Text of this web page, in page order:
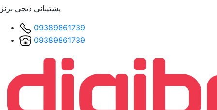
پشتیبانی دیجی برنز
09389861739
09389861739